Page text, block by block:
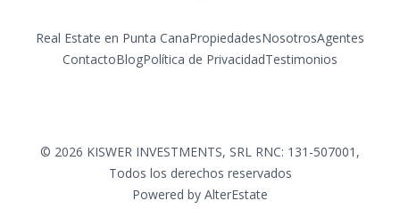
Real Estate en Punta CanaPropiedadesNosotrosAgentes
ContactoBlogPolítica de PrivacidadTestimonios
© 2026 KISWER INVESTMENTS, SRL RNC: 131-507001 ,
Todos los derechos reservados
Powered by AlterEstate